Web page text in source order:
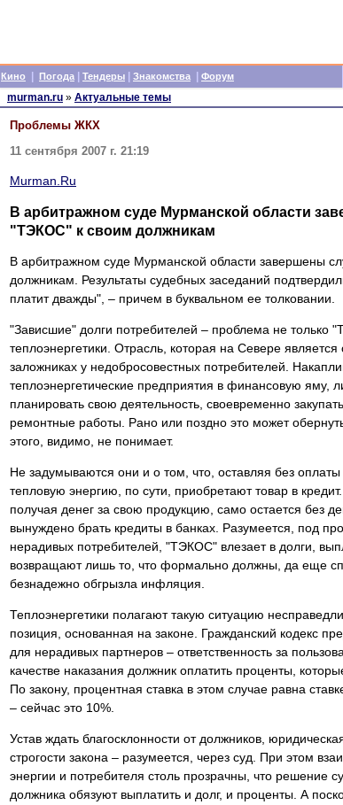
Кино Погода Тендеры Знакомства Форум
murman.ru » Актуальные темы
Проблемы ЖКХ
11 сентября 2007 г. 21:19
Murman.Ru
В арбитражном суде Мурманской области
"ТЭКОС" к своим должникам
В арбитражном суде Мурманской области завершены
должникам. Результаты судебных заседаний
платит дважды", – причем в буквальном ее толковании.
"Зависшие" долги потребителей – проблема не только
теплоэнергетики. Отрасль, которая на Севере
заложниках у недобросовестных потребителей.
теплоэнергетические предприятия в финансовую яму,
планировать свою деятельность, своевременно
ремонтные работы. Рано или поздно это может
этого, видимо, не понимает.
Не задумываются они и о том, что, оставляя без
тепловую энергию, по сути, приобретают товар в
получая денег за свою продукцию, само остается без
вынуждено брать кредиты в банках. Разумеется, под
нерадивых потребителей, "ТЭКОС" влезает в долги,
возвращают лишь то, что формально должны, да еще
безнадежно обгрызла инфляция.
Теплоэнергетики полагают такую ситуацию
позиция, основанная на законе. Гражданский кодекс
для нерадивых партнеров – ответственность за
качестве наказания должник оплатить проценты,
По закону, процентная ставка в этом случае равна
– сейчас это 10%.
Устав ждать благосклонности от должников,
строгости закона – разумеется, через суд. При этом
энергии и потребителя столь прозрачны, что решение
должника обязуют выплатить и долг, и проценты. А